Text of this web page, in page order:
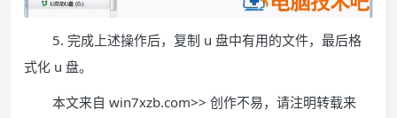
5. 完成上述操作后，复制 u 盘中有用的文件，最后格
式化 u 盘。
本文来自 win7xzb.com>> 创作不易，请注明转载来